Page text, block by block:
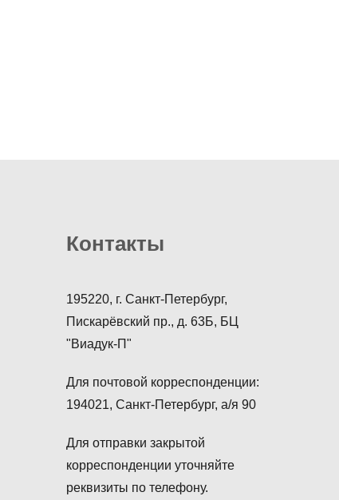
Контакты
195220, г. Санкт-Петербург,
Пискарёвский пр., д. 63Б, БЦ
"Виадук-П"
Для почтовой корреспонденции:
194021, Санкт-Петербург, а/я 90
Для отправки закрытой
корреспонденции уточняйте
реквизиты по телефону.